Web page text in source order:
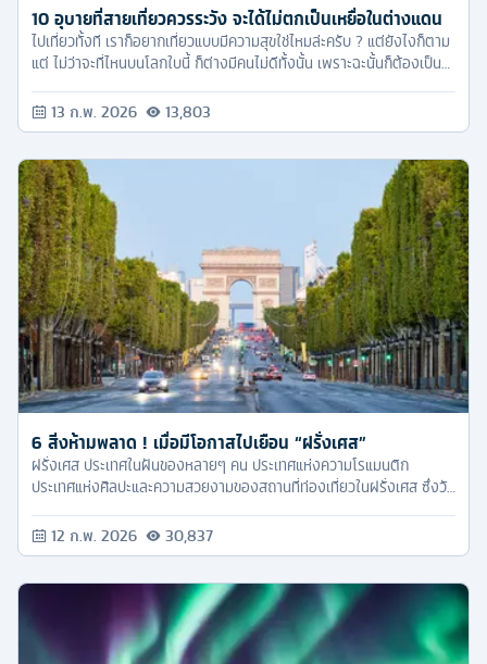
10 อุบายที่สายเที่ยวควรระวัง จะได้ไม่ตกเป็นเหยื่อในต่างแดน
ไปเที่ยวทั้งที เราก็อยากเที่ยวแบบมีความสุขใช่ไหมล่ะครับ ? แต่ยังไงก็ตาม
แต่ ไม่ว่าจะที่ไหนบนโลกใบนี้ ก็ต่างมีคนไม่ดีทั้งนั้น เพราะฉะนั้นก็ต้องเป็น
และศึกษาวิธีหลบหลีกมิจฉาชีพ
13 ก.พ. 2026 13,803
6 สิ่งห้ามพลาด ! เมื่อมีโอกาสไปเยือน “ฝรั่งเศส”
ฝรั่งเศส ประเทศในฝันของหลายๆ คน ประเทศแห่งความโรแมนติก
ประเทศแห่งศิลปะและความสวยงามของสถานที่ท่องเที่ยวในฝรั่งเศส ซึ่งวัน
เด็ดขาด
12 ก.พ. 2026 30,837